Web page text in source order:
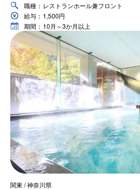
職種： レストランホール兼フロント
給与： 1,500円
期間： 10月～3か月以上
関東 / 神奈川県